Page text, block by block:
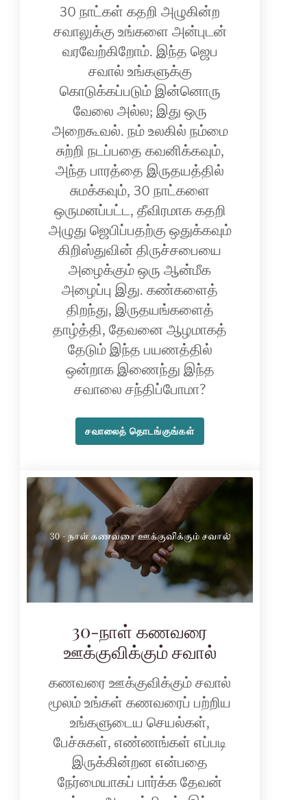
30 நாட்கள் கதறி அழுகின்ற
சவாலுக்கு உங்களை அன்புடன்
வரவேற்கிறோம். இந்த ஜெப
சவால் உங்களுக்கு
கொடுக்கப்படும் இன்னொரு
வேலை அல்ல; இது ஒரு
அறைகூவல். நம் உலகில் நம்மை
சுற்றி நடப்பதை கவனிக்கவும்,
அந்த பாரத்தை இருதயத்தில்
சுமக்கவும், 30 நாட்களை
ஒருமனப்பட்ட, தீவிரமாக கதறி
அழுது ஜெபிப்பதற்கு ஒதுக்கவும்
கிறிஸ்துவின் திருச்சபையை
அழைக்கும் ஒரு ஆன்மீக
அழைப்பு இது. கண்களைத்
திறந்து, இருதயங்களைத்
தாழ்த்தி, தேவனை ஆழமாகத்
தேடும் இந்த பயணத்தில்
ஒன்றாக இணைந்து இந்த
சவாலை சந்திப்போமா?
சவாலைத் தொடங்குங்கள்
30-நாள் கணவரை
ஊக்குவிக்கும் சவால்
கணவரை ஊக்குவிக்கும் சவால்
மூலம் உங்கள் கணவரைப் பற்றிய
உங்களுடைய செயல்கள்,
பேச்சுகள், எண்ணங்கள் எப்படி
இருக்கின்றன என்பதை
நேர்மையாகப் பார்க்க தேவன்